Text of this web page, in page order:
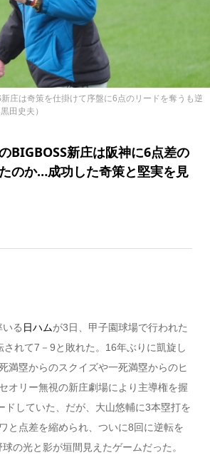
庄は奇策を仕掛けて序盤に6点のリードを奪うも逆
田史夫）
BIGBOSS新庄は阪神に6点差の
のか…成功した奇策と堅実を見
いる 日ハムが3日、甲子園球場で行われた
されて7－9と敗れた。16年ぶりに凱旋し
満塁からのスクイズや一死満塁からのヒ
オリー無視の新庄劇場により主導権を握
ドしていた、だが、大山悠輔に3本塁打を
と点差を縮められ、ついに8回に逆転を
の光と影が垣間見えたゲームだった。